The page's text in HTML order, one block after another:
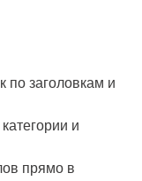
по заголовкам и
и
прямо в